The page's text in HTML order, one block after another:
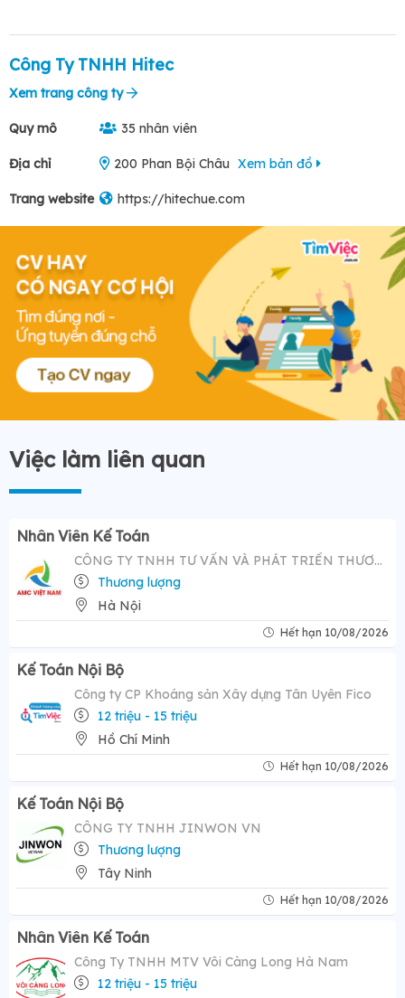
Công Ty TNHH Hitec
Xem trang công ty
Quy mô 35 nhân viên
Địa chỉ 200 Phan Bội Châu Xem bản đồ
Trang website https://hitechue.com
Việc làm liên quan
Nhân Viên Kế Toán
CÔNG TY TNHH TƯ VẤN VÀ PHÁT TRIỂN THƯƠNG HIỆU AMC VIỆT NAM
Thương lượng
Hà Nội
Hết hạn 10/08/2026
Kế Toán Nội Bộ
Công ty CP Khoáng sản Xây dựng Tân Uyên Fico
12 triệu - 15 triệu
Hồ Chí Minh
Hết hạn 10/08/2026
Kế Toán Nội Bộ
CÔNG TY TNHH JINWON VN
Thương lượng
Tây Ninh
Hết hạn 10/08/2026
Nhân Viên Kế Toán
Công Ty TNHH MTV Vôi Càng Long Hà Nam
12 triệu - 15 triệu